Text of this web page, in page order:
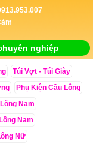
nghiệp
Túi Vợt - Túi Giày
Phụ Kiện Cầu Lông
Nam
Nam
Nữ